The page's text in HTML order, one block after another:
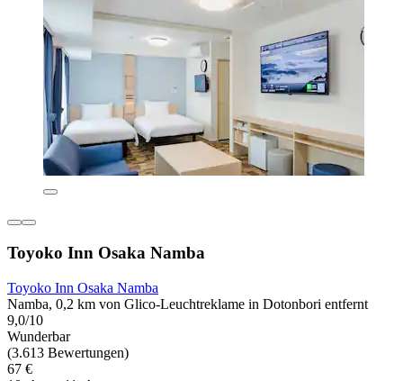
Toyoko Inn Osaka Namba
Toyoko Inn Osaka Namba
Namba, 0,2 km von Glico-Leuchtreklame in Dotonbori entfernt
9,0/10
Wunderbar
(3.613 Bewertungen)
67 €